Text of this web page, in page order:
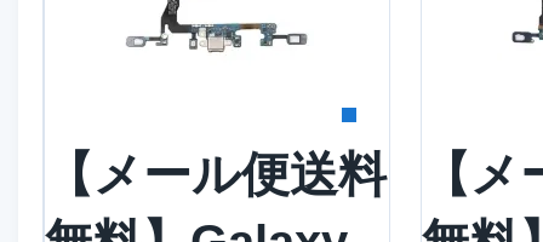
【メール便送料
【